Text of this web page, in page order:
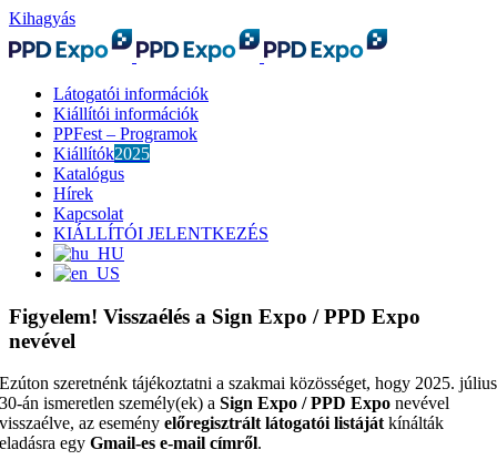
Kihagyás
Látogatói információk
Kiállítói információk
PPFest – Programok
Kiállítók2025
Katalógus
Hírek
Kapcsolat
KIÁLLÍTÓI JELENTKEZÉS
Figyelem! Visszaélés a Sign Expo / PPD Expo
nevével
Ezúton szeretnénk tájékoztatni a szakmai közösséget, hogy 2025. július
30-án ismeretlen személy(ek) aSign Expo / PPD Expo nevével
visszaélve, az eseményelőregisztrált látogatói listájátkínálták
eladásra egyGmail-es e-mail címről.